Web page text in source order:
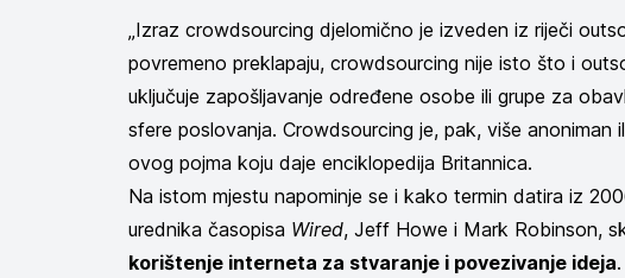
„Izraz crowdsourcing djelomično je izveden iz riječi
povremeno preklapaju, crowdsourcing nije isto što i
uključuje zapošljavanje određene osobe ili grupe za
sfere poslovanja. Crowdsourcing je, pak, više anoniman
ovog pojma koju daje enciklopedija Britannica.
Na istom mjestu napominje se i kako termin datira iz
urednika časopisa Wired, Jeff Howe i Mark Robinson,
korištenje interneta za stvaranje i povezivanje ideja.